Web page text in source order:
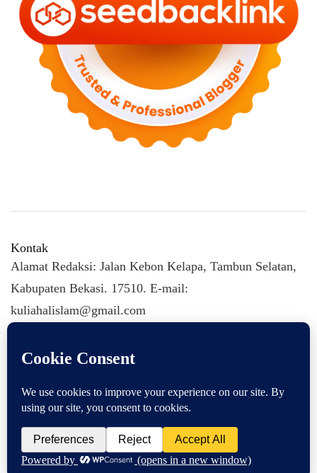
Kontak
Alamat Redaksi: Jalan Kebon Kelapa, Tambun Selatan,
Kabupaten Bekasi. 17510. E-mail:
kuliahalislam@gmail.com
KULIAHALISLAM.COM Copyright (C) 2026